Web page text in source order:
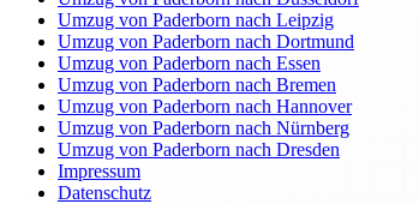
Umzug von Paderborn nach Leipzig
Umzug von Paderborn nach Dortmund
Umzug von Paderborn nach Essen
Umzug von Paderborn nach Bremen
Umzug von Paderborn nach Hannover
Umzug von Paderborn nach Nürnberg
Umzug von Paderborn nach Dresden
Impressum
Datenschutz